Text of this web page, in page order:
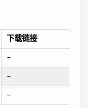
下载链接
–
–
–